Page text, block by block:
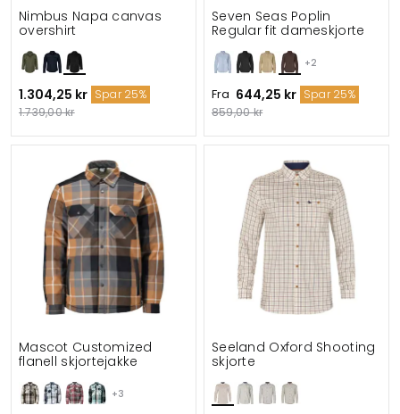
Nimbus Napa canvas
overshirt
1.304,25 kr Spar 25%
1.739,00 kr
+2
Seven Seas Poplin
Regular fit dameskjorte
Fra 644,25 kr Spar 25%
859,00 kr
+3
Mascot Customized
flanell skjortejakke
Seeland Oxford Shooting
skjorte